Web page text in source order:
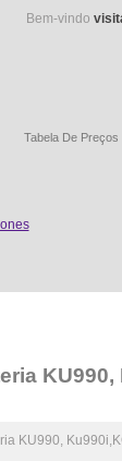
Bem-vindo
Tabela De Preços
KU990,